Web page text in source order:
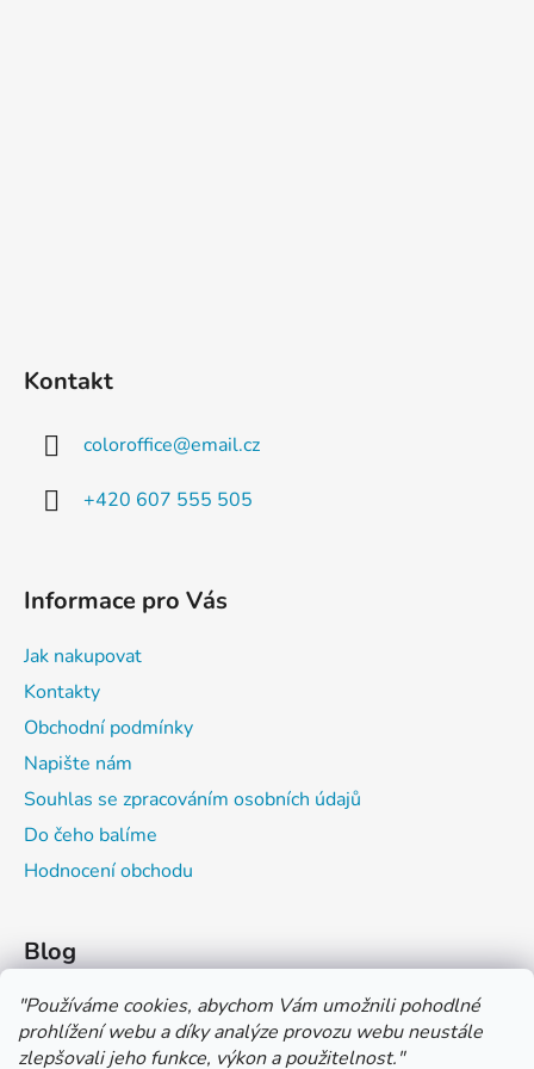
"Používáme cookies, abychom Vám umožnili pohodlné
prohlížení webu a díky analýze provozu webu neustále
zlepšovali jeho funkce, výkon a použitelnost."
Kontakt
coloroffice@email.cz
+420 607 555 505
Informace pro Vás
Jak nakupovat
Kontakty
Obchodní podmínky
Napište nám
Souhlas se zpracováním osobních údajů
Do čeho balíme
Hodnocení obchodu
Blog
Čím můžeš psát do sešitu?
Jak na číslování sešitů